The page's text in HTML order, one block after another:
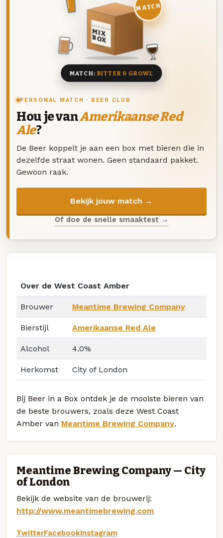
PERSONAL MATCH · BEER CLUB
Hou je vanAmerikaanse Red
Ale?
De Beer koppelt je aan een box met bieren die in
dezelfde straat wonen. Geen standaard pakket.
Gewoon raak.
Bekijk jouw match →
Of doe de snelle smaaktest →
DEZE MAAND
MIX
BOX
8 BIEREN
MATCH
MATCH: BITTER & GROWL
Over de West Coast Amber
Brouwer Meantime Brewing Company
Bierstijl Amerikaanse Red Ale
Alcohol 4.0%
Herkomst City of London
Bij Beer in a Box ontdek je de mooiste bieren van
de beste brouwers, zoals deze West Coast
Amber van Meantime Brewing Company.
Meantime Brewing Company — City
of London
Bekijk de website van de brouwerij:
http://www.meantimebrewing.com
TwitterFacebookInstagram